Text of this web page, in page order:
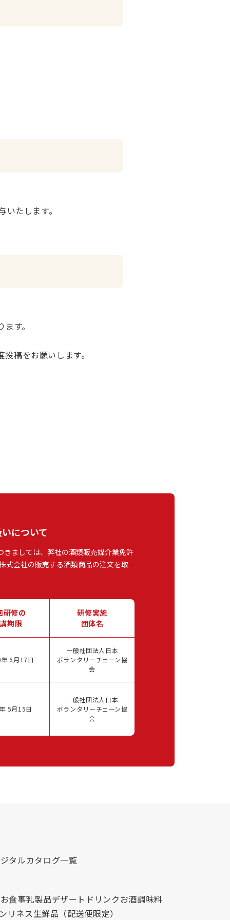
たします。
す。
稿をお願いします。
について
ましては、弊社の酒類販売媒介業免許
式会社の販売する酒類商品の注文を取
研修の
期限
研修実施
団体名
6月17日
一般社団法人日本
ボランタリーチェーン協
会
5月15日
一般社団法人日本
ボランタリーチェーン協
会
タルカタログ一覧
お食事乳製品デザート ドリンクお酒調味料
リネス生鮮品（配送便限定）